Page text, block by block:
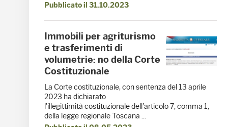
Pubblicato il 31.10.2023
Immobili per agriturismo
e trasferimenti di
volumetrie: no della Corte
Costituzionale
La Corte costituzionale, con sentenza del 13 aprile
2023 ha dichiarato
l'illegittimità costituzionale dell'articolo 7, comma 1,
della legge regionale Toscana ...